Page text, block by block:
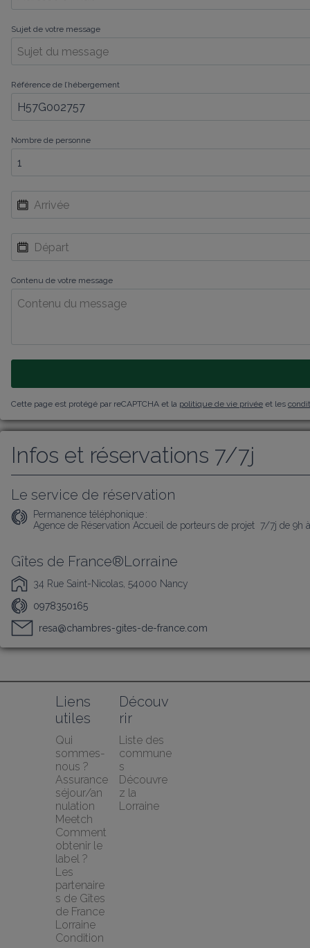
Sujet de votre message
Référence de l’hébergement
Nombre de personne
Contenu de votre message
Cette page est protégé par reCAPTCHA et la politique de vie privée et les
Infos et réservations 7/7j
Le service de réservation
Permanence téléphonique :
Agence de Réservation Accueil de porteurs de projet  7/7j de 9h
Gîtes de France®Lorraine
34 Rue Saint-Nicolas, 54000 Nancy
0978350165
resa@chambres-gites-de-france.com
Liens
utiles
Qui
sommes-
nous ?
Assurance
séjour/an
nulation
Meetch
Comment
obtenir le
label ?
Les
partenaire
s de Gîtes
de France
Lorraine
Condition
Découv
rir
Liste des
commune
s
Découvre
z la
Lorraine